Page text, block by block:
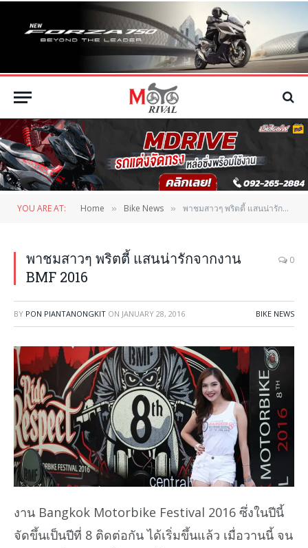
YOU ARE AT: Home » Bike News » พาชมสาวๆ พริตตี้ แสนน่ารักจากงาน BMF 2016
พาชมสาวๆ พริตตี้ แสนน่ารักจากงาน
BMF 2016
0
BY PON PIANTANONGKIT ON JANUARY 28, 2016 BIKE NEWS
งาน Bangkok Motorbike Festival 2016 ซึ่งในปีนี้
จัดขึ้นเป็นปีที่ 8 ติดต่อกัน ได้เริ่มขึ้นแล้ว เมื่อวานนี้ จน